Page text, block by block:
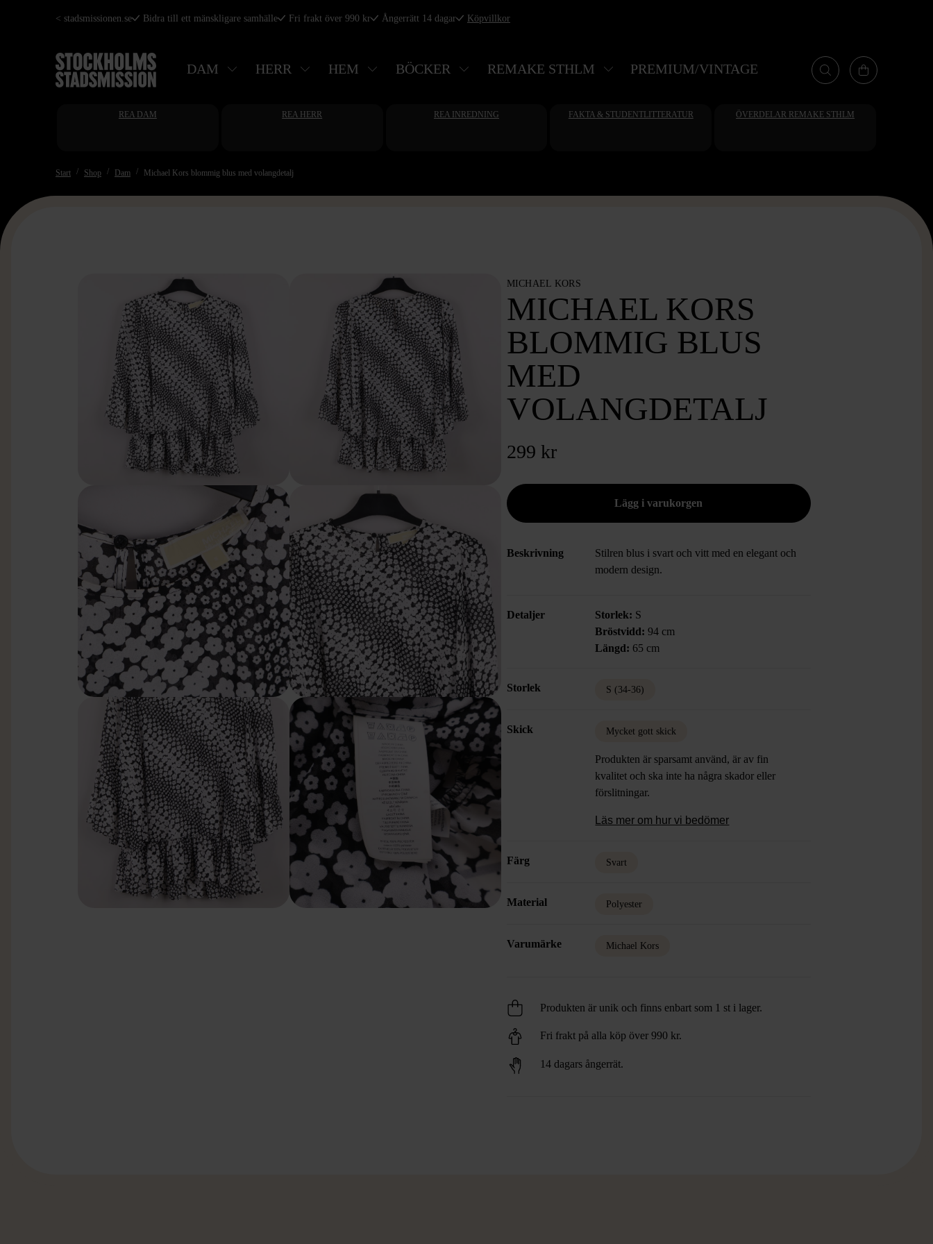
Hoppa
huvudinnehåll
< stadsmissionen.se Bidra till ett mänskligare samhälle Fri frakt över 990 kr Ångerrätt 14 dagar Köpvillkor
DAM HERR HEM BÖCKER REMAKE STHLM PREMIUM/VINTAGE
REA DAM REA HERR REA INREDNING FAKTA & STUDENTLITTERATUR ÖVERDELAR REMAKE STHLM
Start Shop Dam Michael Kors blommig blus med volangdetalj
MICHAEL KORS
MICHAEL KORS
BLOMMIG BLUS
MED
VOLANGDETALJ
299 kr
Beskrivning
Stilren blus i svart och vitt med en elegant och
modern design.
Detaljer Storlek: S
Bröstvidd: 94 cm
Längd: 65 cm
Storlek S (34-36)
Skick Mycket gott skick
Produkten är sparsamt använd, är av fin
kvalitet och ska inte ha några skador eller
förslitningar.
Läs mer om hur vi bedömer
Färg Svart
Material Polyester
Varumärke Michael Kors
Produkten är unik och finns enbart som 1 st i lager.
Fri frakt på alla köp över 990 kr.
14 dagars ångerrät.